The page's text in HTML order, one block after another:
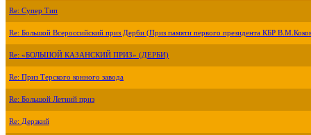
Re: Супер Тип
Re: Большой Всероссийский приз Дерби (Приз памяти первого президента КБР
Re: «БОЛЬШОЙ КАЗАНСКИЙ ПРИЗ» (ДЕРБИ)
Re: Приз Терского конного завода
Re: Большой Летний приз
Re: Дерзкий